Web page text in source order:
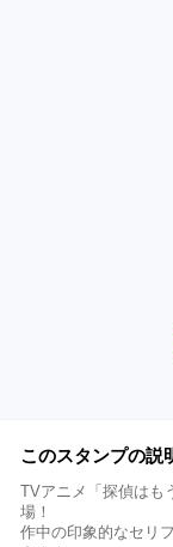
このスタンプの説
TVアニメ「探偵はも
場！
作中の印象的なセリ